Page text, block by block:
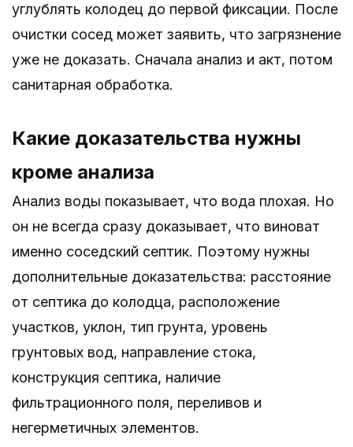
углублять колодец до первой фиксации. После
очистки сосед может заявить, что загрязнение
уже не доказать. Сначала анализ и акт, потом
санитарная обработка.
Какие доказательства нужны
кроме анализа
Анализ воды показывает, что вода плохая. Но
он не всегда сразу доказывает, что виноват
именно соседский септик. Поэтому нужны
дополнительные доказательства: расстояние
от септика до колодца, расположение
участков, уклон, тип грунта, уровень
грунтовых вод, направление стока,
конструкция септика, наличие
фильтрационного поля, переливов и
негерметичных элементов.